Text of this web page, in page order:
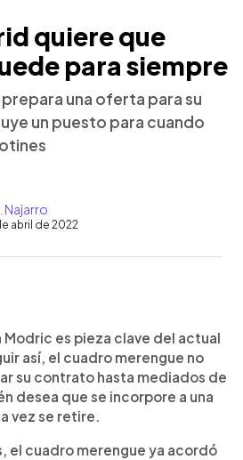
quiere que
para siempre
una oferta para su
un puesto para cuando
Najarro
abril de 2022
Modric es pieza clave del actual
así, el cuadro merengue no
su contrato hasta mediados de
desea que se incorpore a una
vez se retire.
el cuadro merengue ya acordó